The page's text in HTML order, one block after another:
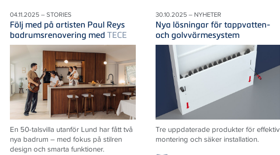
04.11.2025 – STORIES
Följ med på artisten Paul Reys
badrumsrenovering med TECE
En 50-talsvilla utanför Lund har fått två
nya badrum – med fokus på stilren
design och smarta funktioner.
30.10.2025 – NYHETER
Nya lösningar för tappvatten-
och golvvärmesystem
Tre uppdaterade produkter för effektiv
montering och säker installation.